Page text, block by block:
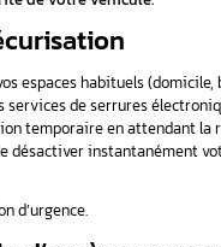
peuvent
et les problèmes
des
voyant de votre badge